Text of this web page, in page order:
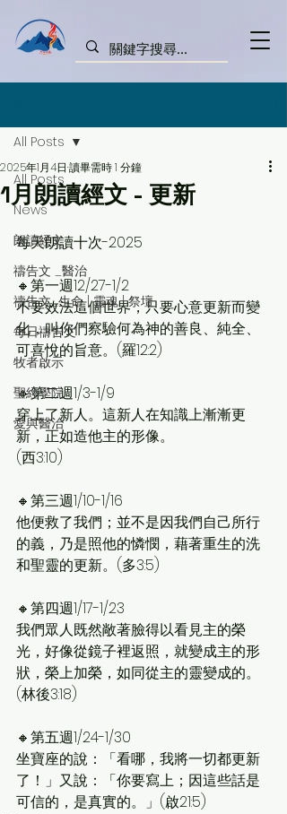
All Posts
News
朗讀經文
禱告文 _醫治
禱告文_生命 | 靈魂 | 祭壇
每日禱告文
牧者啟示
聖經學院
愛與醫治
All Posts
1月朗讀經文 - 更新
2025年1月4日 讀畢需時 1 分鐘
每天朗讀十次-2025
🔸第一週12/27-1/2
不要效法這個世界，只要心意更新而變
化，叫你們察驗何為神的善良、純全、
可喜悅的旨意。(羅12:2)
🔸第二週1/3-1/9
穿上了新人。這新人在知識上漸漸更
新，正如造他主的形像。
(西3:10)
🔸第三週1/10-1/16
他便救了我們；並不是因我們自己所行
的義，乃是照他的憐憫，藉著重生的洗
和聖靈的更新。(多3:5)
🔸第四週1/17-1/23
我們眾人既然敞著臉得以看見主的榮
光，好像從鏡子裡返照，就變成主的形
狀，榮上加榮，如同從主的靈變成的。
(林後3:18)
🔸第五週1/24-1/30
坐寶座的說：「看哪，我將一切都更新
了！」又說：「你要寫上；因這些話是
可信的，是真實的。」(啟21:5)